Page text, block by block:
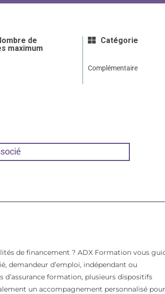
de
maximum
Catégorie
Complémentaire
de financement ? ADX Formation vous
demandeur d’emploi, indépendant ou
d’assurance formation, plusieurs dispositifs
un accompagnement personnalisé pour